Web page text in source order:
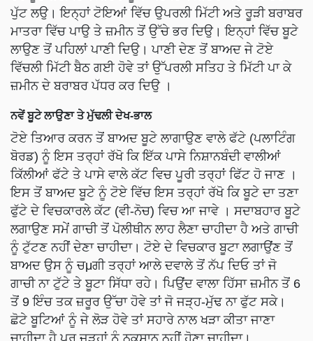
ਪੁੱਟ ਲਉ। ਇਨ੍ਹਾਂ ਟੋਇਆਂ ਵਿੱਚ ਉਪਰਲੀ ਮਿੱਟੀ ਅਤੇ ਰੂੜੀ ਬਰਾਬਰ
ਮਾਤਰਾ ਵਿੱਚ ਪਾਉ ਤੇ ਜ਼ਮੀਨ ਤੋਂ ਉੱਚੇ ਭਰ ਦਿਉ। ਇਨ੍ਹਾਂ ਵਿੱਚ ਬੂਟੇ
ਲਾਉਣ ਤੋਂ ਪਹਿਲਾਂ ਪਾਣੀ ਦਿਉ। ਪਾਣੀ ਦੇਣ ਤੋਂ ਬਾਅਦ ਜੇ ਟੋਏ
ਵਿੱਚਲੀ ਮਿੱਟੀ ਬੈਠ ਗਈ ਹੋਵੇ ਤਾਂ ਉੱਪਰਲੀ ਸਤਿਹ ਤੇ ਮਿੱਟੀ ਪਾ ਕੇ
ਜ਼ਮੀਨ ਦੇ ਬਰਾਬਰ ਪੱਧਰ ਕਰ ਦਿਉ ।
ਨਵੇਂ ਬੂਟੇ ਲਾਉਣਾ ਤੇ ਮੁੱਢਲੀ ਦੇਖ-ਭਾਲ
ਟੋਏ ਤਿਆਰ ਕਰਨ ਤੋਂ ਬਾਅਦ ਬੂਟੇ ਲਾਗਾਉਣ ਵਾਲੇ ਫੱਟੇ (ਪਲਾਟਿੰਗ
ਬੋਰਡ) ਨੂੰ ਇਸ ਤਰ੍ਹਾਂ ਰੱਖੋ ਕਿ ਇੱਕ ਪਾਸੇ ਨਿਸ਼ਾਨਬੰਦੀ ਵਾਲੀਆਂ
ਕਿੱਲੀਆਂ ਫੱਟੇ ਤੇ ਪਾਸੇ ਵਾਲੇ ਕੱਟ ਵਿਚ ਪੂਰੀ ਤਰ੍ਹਾਂ ਫਿੱਟ ਹੋ ਜਾਣ ।
ਇਸ ਤੋਂ ਬਾਅਦ ਬੂਟੇ ਨੂੰ ਟੋਏ ਵਿੱਚ ਇਸ ਤਰ੍ਹਾਂ ਰੱਖੋ ਕਿ ਬੂਟੇ ਦਾ ਤਣਾ
ਫੁੱਟੇ ਦੇ ਵਿਚਕਾਰਲੇ ਕੱਟ (ਵੀ-ਨੋਚ) ਵਿਚ ਆ ਜਾਵੇ । ਸਦਾਬਹਾਰ ਬੂਟੇ
ਲਗਾਉਣ ਸਮੇਂ ਗਾਚੀ ਤੋਂ ਪੋਲੀਥੀਨ ਲਾਹ ਲੈਣਾ ਚਾਹੀਦਾ ਹੈ ਅਤੇ ਗਾਚੀ
ਨੂੰ ਟੁੱਟਣ ਨਹੀਂ ਦੇਣਾ ਚਾਹੀਦਾ। ਟੋਏ ਦੇ ਵਿਚਕਾਰ ਬੂਟਾ ਲਗਾਉਂਣ ਤੋਂ
ਬਾਅਦ ਉਸ ਨੂੰ ਚμਗੀ ਤਰ੍ਹਾਂ ਆਲੇ ਦਵਾਲੇ ਤੋਂ ਨੱਪ ਦਿਓ ਤਾਂ ਜੋ
ਗਾਚੀ ਨਾ ਟੁੱਟੇ ਤੇ ਬੂਟਾ ਸਿੱਧਾ ਰਹੇ। ਪਿਉਂਦ ਵਾਲਾ ਹਿੱਸਾ ਜ਼ਮੀਨ ਤੋਂ 6
ਤੋਂ 9 ਇੰਚ ਤਕ ਜ਼ਰੂਰ ਉੱਚਾ ਹੋਵੇ ਤਾਂ ਜੋ ਜੜ੍ਹ-ਮੁੱਢ ਨਾ ਫੁੱਟ ਸਕੇ।
ਛੋਟੇ ਬੂਟਿਆਂ ਨੂੰ ਜੇ ਲੋੜ ਹੋਵੇ ਤਾਂ ਸਹਾਰੇ ਨਾਲ ਖੜਾ ਕੀਤਾ ਜਾਣਾ